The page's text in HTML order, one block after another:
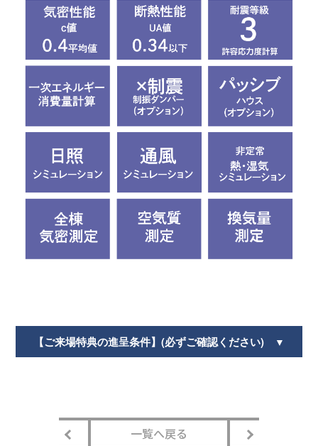
【ご来場特典の進呈条件】(必ずご確認ください) ▼
一覧へ戻る